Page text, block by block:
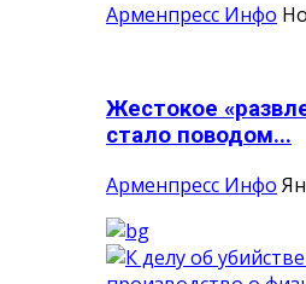
Арменпресс Инфо
Жестокое
стало поводом...
Арменпресс Инфо